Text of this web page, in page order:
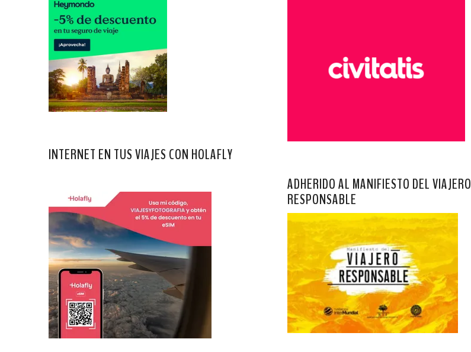
INTERNET EN TUS VIAJES CON HOLAFLY
ADHERIDO AL MANIFIESTO DEL VIAJERO
RESPONSABLE